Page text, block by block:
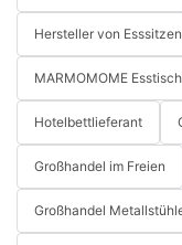
Hersteller von Esssitzen
MARMOMOME
Hotelbettlieferant
Großhandel im Freien
Großhandel